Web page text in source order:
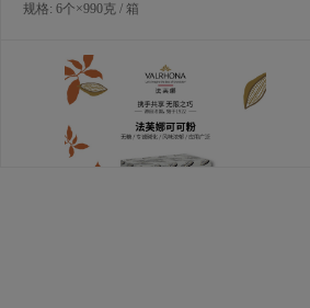
规格: 6个×990克 / 箱